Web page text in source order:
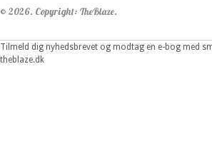
© 2026. Copyright: TheBlaze.
Tilmeld dig nyhedsbrevet og modtag en e-bog med
theblaze.dk